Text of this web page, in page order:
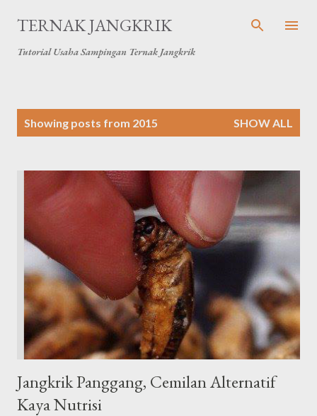
Skip to main content
TERNAK JANGKRIK
Tutorial Usaha Sampingan Ternak Jangkrik
Showing posts from 2015 SHOW ALL
Jangkrik Panggang, Cemilan Alternatif
Kaya Nutrisi